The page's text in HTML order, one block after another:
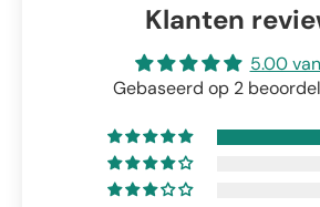
Klanten
5.00
Gebaseerd op 2